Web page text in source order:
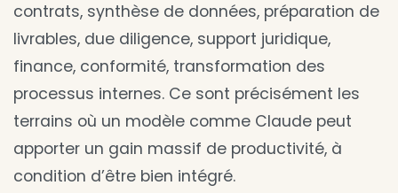
contrats, synthèse de données, préparation de
livrables, due diligence, support juridique,
finance, conformité, transformation des
processus internes. Ce sont précisément les
terrains où un modèle comme Claude peut
apporter un gain massif de productivité, à
condition d’être bien intégré.